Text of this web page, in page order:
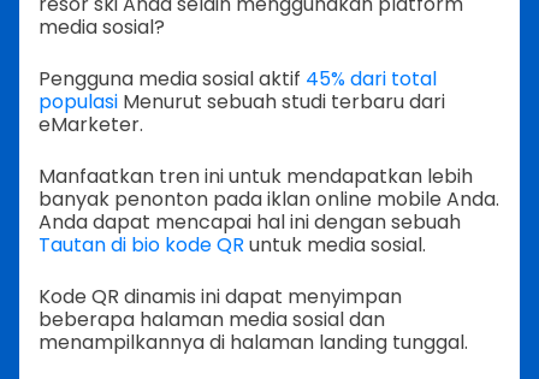
media sosial?
Pengguna media sosial aktif 45% dari total
populasi Menurut sebuah studi terbaru dari
eMarketer.
Manfaatkan tren ini untuk mendapatkan lebih
banyak penonton pada iklan online mobile Anda.
Anda dapat mencapai hal ini dengan sebuah
Tautan di bio kode QR untuk media sosial.
Kode QR dinamis ini dapat menyimpan
beberapa halaman media sosial dan
menampilkannya di halaman landing tunggal.